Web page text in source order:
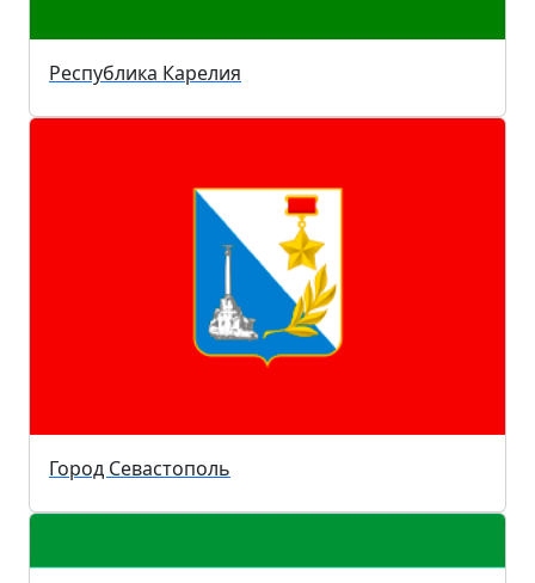
Республика Карелия
Город Севастополь